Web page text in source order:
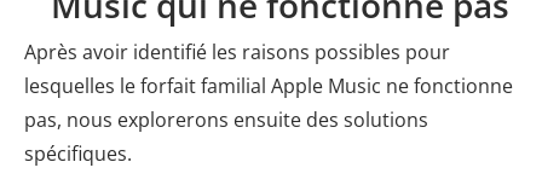
Après avoir identifié les raisons possibles pour
lesquelles le forfait familial Apple Music ne fonctionne
pas, nous explorerons ensuite des solutions
spécifiques.